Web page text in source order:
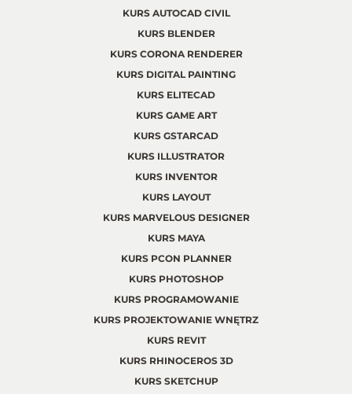
KURS AUTOCAD CIVIL
KURS BLENDER
KURS CORONA RENDERER
KURS DIGITAL PAINTING
KURS ELITECAD
KURS GAME ART
KURS GSTARCAD
KURS ILLUSTRATOR
KURS INVENTOR
KURS LAYOUT
KURS MARVELOUS DESIGNER
KURS MAYA
KURS PCON PLANNER
KURS PHOTOSHOP
KURS PROGRAMOWANIE
KURS PROJEKTOWANIE WNĘTRZ
KURS REVIT
KURS RHINOCEROS 3D
KURS SKETCHUP